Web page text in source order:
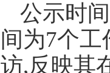
公示时
间为7个工
访,反映其